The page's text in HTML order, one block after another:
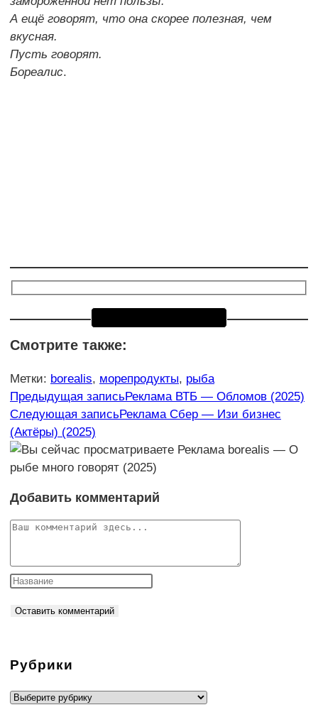
А ещё говорят, что она скорее полезная, чем
вкусная.
Пусть говорят.
Бореалис.
Смотрите также:
Метки: borealis, морепродукты, рыба
Еще
статьи
Предыдущая записьРеклама ВТБ — Обломов (2025)
Следующая записьРеклама Сбер — Изи бизнес
(Актёры) (2025)
Добавить комментарий
Комментарий
Рубрики
Рубрики